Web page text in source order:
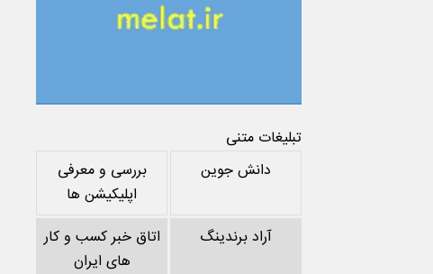
تبلیغات متنی
دانش جوین
بررسی و معرفی
اپلیکیشن ها
آراد برندینگ
اتاق خبر کسب و کار
های ایران